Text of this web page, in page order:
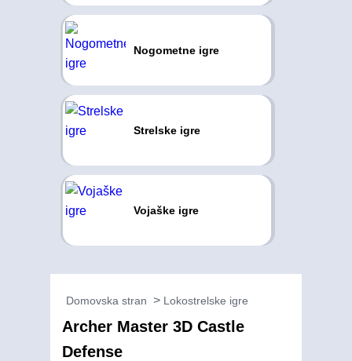
Nogometne igre
Strelske igre
Vojaške igre
Domovska stran Lokostrelske igre
Archer Master 3D Castle
Defense